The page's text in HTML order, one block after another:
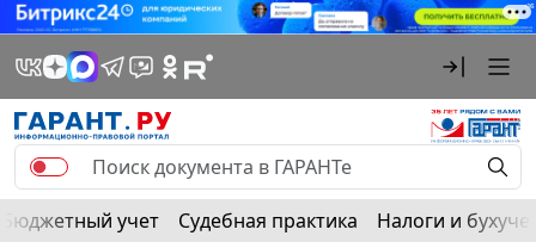
Бюджетный учет Судебная практика Налоги и